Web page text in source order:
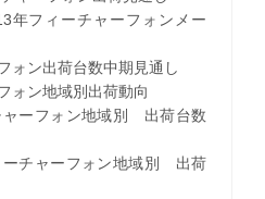
ィーチャーフォンメー
ン出荷台数中期見通し
ン地域別出荷動向
フォン地域別 出荷台数
ャーフォン地域別 出荷